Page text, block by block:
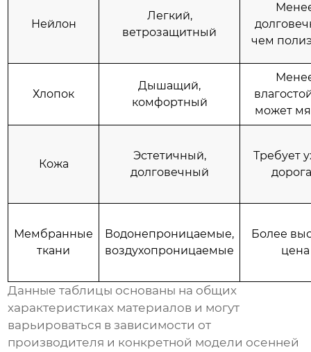
Нейлон
Легкий,
ветрозащитный
чем
Хлопок
Дышащий,
комфортный
может
Кожа
Эстетичный,
долговечный
Требует
Мембранные
ткани
Водонепроницаемые,
воздухопроницаемые
Более
цена
Данные таблицы основаны на общих
характеристиках материалов и могут
варьироваться в зависимости от
производителя и конкретной модели осенней